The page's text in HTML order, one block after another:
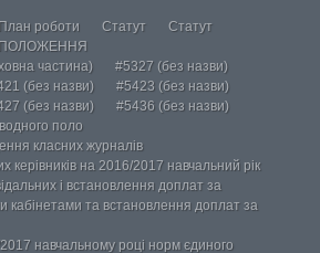
План роботи Статут
Статут
ПОЛОЖЕННЯ
частина)
#5327 (без назви)
(без назви)
#5423 (без назви)
(без назви)
#5436 (без назви)
поло
класних журналів
керівників на 2016/2017 навчальний рік
і встановлення доплат за
кабінетами та встановлення доплат за
навчальному році норм єдиного